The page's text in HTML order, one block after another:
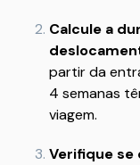
Calcule a
partir da
4 semanas
viagem.
Verifique se